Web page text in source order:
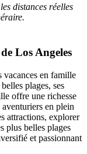
distances réelles
Los Angeles
vacances en famille
plages, ses
offre une richesse
en plein
attractions, explorer
plus belles plages
et passionnant